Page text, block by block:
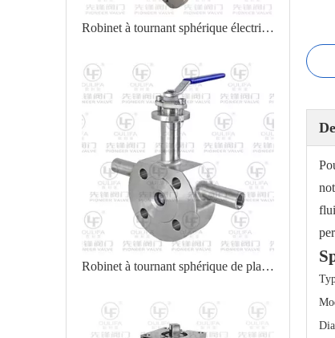
Robinet à tournant sphérique électrique de type plaquette pour l'alcool
Robinet à tournant sphérique de plaquette de veste pour basse température